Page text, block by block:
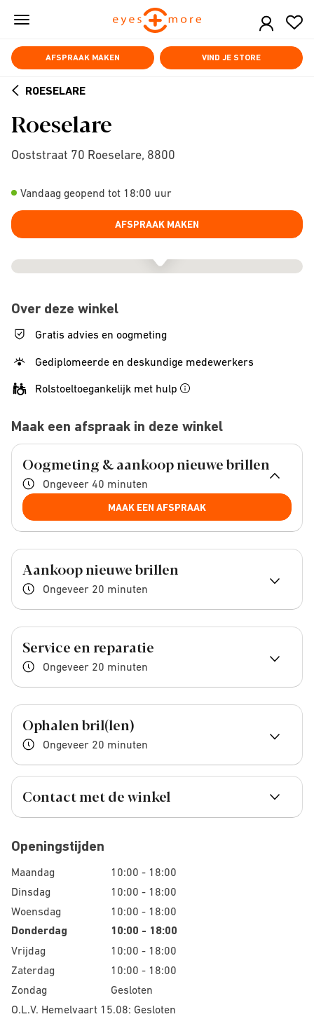
Skip
contentAFSPRAAK MAKEN VIND JE STORE
BACK
ROESELARE
Roeselare
Ooststraat 70 Roeselare, 8800
Vandaag geopend tot 18:00 uur
AFSPRAAK MAKEN
Over deze winkel
Gratis advies en oogmeting
Gediplomeerde en deskundige medewerkers
Rolstoeltoegankelijk met hulp
Maak een afspraak in deze winkel
Oogmeting & aankoop nieuwe brillen
Ongeveer 40 minuten
MAAK EEN AFSPRAAK
Aankoop nieuwe brillen
Ongeveer 20 minuten
Service en reparatie
Ongeveer 20 minuten
Ophalen bril(len)
Ongeveer 20 minuten
Contact met de winkel
Openingstijden
Maandag
10:00 - 18:00
Dinsdag
10:00 - 18:00
Woensdag
10:00 - 18:00
Donderdag 10:00 - 18:00
Vrijdag
10:00 - 18:00
Zaterdag
10:00 - 18:00
Zondag
Gesloten
O.L.V. Hemelvaart 15.08: Gesloten